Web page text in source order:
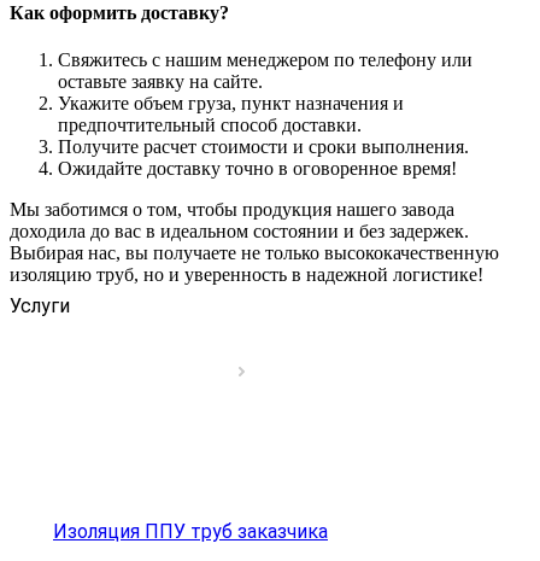
Как оформить доставку?
Свяжитесь с нашим менеджером по телефону или
оставьте заявку на сайте.
Укажите объем груза, пункт назначения и
предпочтительный способ доставки.
Получите расчет стоимости и сроки выполнения.
Ожидайте доставку точно в оговоренное время!
Мы заботимся о том, чтобы продукция нашего завода
доходила до вас в идеальном состоянии и без задержек.
Выбирая нас, вы получаете не только высококачественную
изоляцию труб, но и уверенность в надежной логистике!
Услуги
Изоляция ППУ труб заказчика